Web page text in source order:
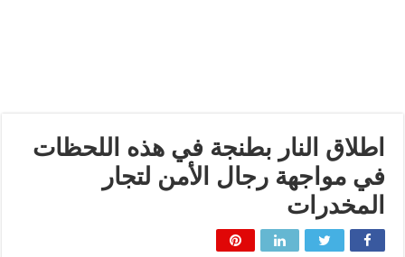
اطلاق النار بطنجة في هذه اللحظات
في مواجهة رجال الأمن لتجار
المخدرات